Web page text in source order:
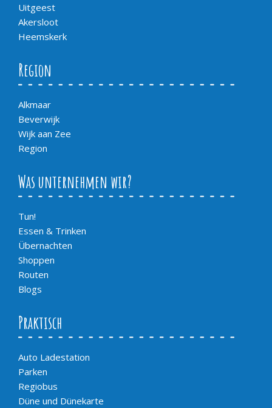
Uitgeest
Akersloot
Heemskerk
Region
Alkmaar
Beverwijk
Wijk aan Zee
Region
Was unternehmen wir?
Tun!
Essen & Trinken
Übernachten
Shoppen
Routen
Blogs
Praktisch
Auto Ladestation
Parken
Regiobus
Düne und Dünekarte